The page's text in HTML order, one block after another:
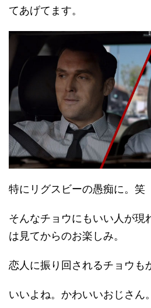
てあげてます。
特にリグスビーの愚痴に。笑
そんなチョウにもいい人が現
は見てからのお楽しみ。
恋人に振り回されるチョウも
いいよね。かわいいおじさん。